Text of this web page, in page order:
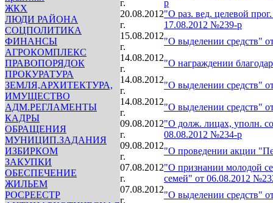
ЖКХ
ЛЮДИ РАЙОНА
СОЦПОЛИТИКА
ФИНАНСЫ
АГРОКОМПЛЕКС
ПРАВОПОРЯДОК
ПРОКУРАТУРА
ЗЕМЛЯ,АРХИТЕКТУРА,
ИМУЩЕСТВО
АДМ.РЕГЛАМЕНТЫ
КАДРЫ
ОБРАЩЕНИЯ
МУНИЦИП.ЗАДАНИЯ
ИЗБИРКОМ
ЗАКУПКИ
ОБЕСПЕЧЕНИЕ
ЖИЛЬЕМ
РОСРЕЕСТР
г.
р
20.08.2012
г.
"О раз. вед. целевой
17.08.2012 №239-р
15.08.2012
г.
"О выделении средств"
14.08.2012
г.
"О награждении
14.08.2012
г.
"О выделении средств"
14.08.2012
г.
"О выделении средств"
09.08.2012
г.
"О долж. лицах, уполн.
08.08.2012 №234-р
09.08.2012
г.
"О проведении акции
07.08.2012
г.
"О признании молодой
семей" от 06.08.2012
07.08.2012
г.
"О выделении средств"